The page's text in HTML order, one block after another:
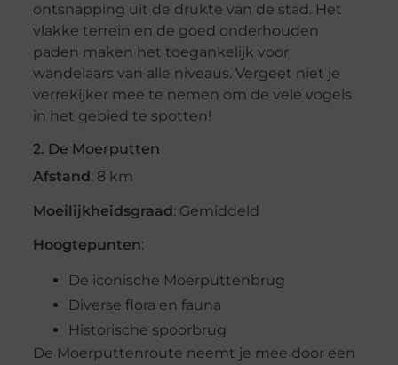
ontsnapping uit de drukte van de stad. Het
vlakke terrein en de goed onderhouden
paden maken het toegankelijk voor
wandelaars van alle niveaus. Vergeet niet je
verrekijker mee te nemen om de vele vogels
in het gebied te spotten!
2. De Moerputten
Afstand : 8 km
Moeilijkheidsgraad: Gemiddeld
Hoogtepunten:
De iconische Moerputtenbrug
Diverse flora en fauna
Historische spoorbrug
De Moerputtenroute neemt je mee door een